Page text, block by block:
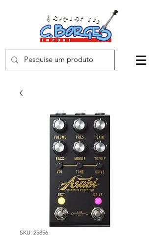
SKU: 25856